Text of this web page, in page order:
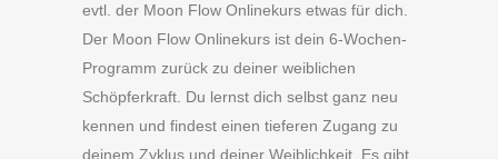
evtl. der Moon Flow Onlinekurs etwas für dich.
Der Moon Flow Onlinekurs ist dein 6-Wochen-
Programm zurück zu deiner weiblichen
Schöpferkraft. Du lernst dich selbst ganz neu
kennen und findest einen tieferen Zugang zu
deinem Zyklus und deiner Weiblichkeit. Es gibt